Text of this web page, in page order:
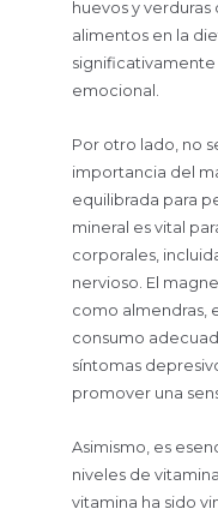
huevos y
alimentos en la
emocional.
Por otro lado, no
importancia del
equilibrada para
mineral es vital
corporales,
nervioso. El
como almendras,
consumo
síntomas
promover una
Asimismo, es
niveles de
vitamina ha sido